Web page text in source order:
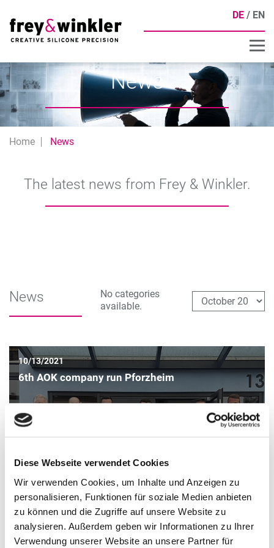
Diese Webseite verwendet Cookies
Wir verwenden Cookies, um Inhalte und Anzeigen zu
personalisieren, Funktionen für soziale Medien anbieten
zu können und die Zugriffe auf unsere Website zu
analysieren. Außerdem geben wir Informationen zu Ihrer
Verwendung unserer Website an unsere Partner für
DE EN
News
Home News
The latest news from Frey & Winkler.
News
No categories
available.
6th AOK company run Pforzheim
10/13/2021